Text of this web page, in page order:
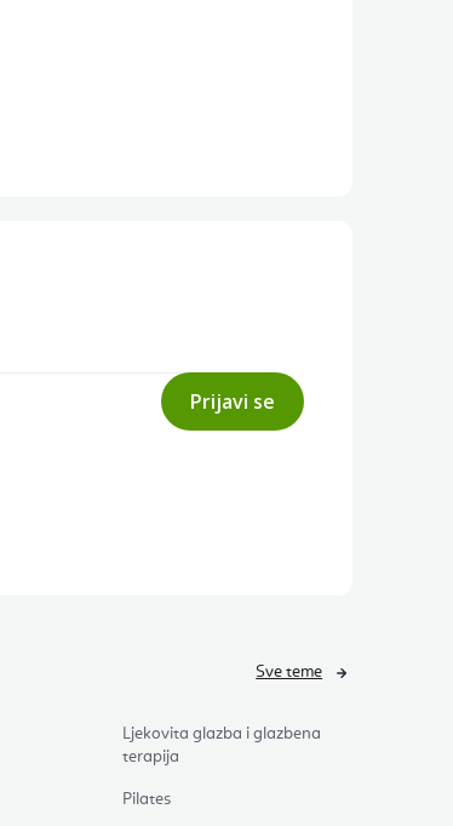
Prijavi se
Ljekovita glazba i glazbena
terapija
Pilates
Sve teme